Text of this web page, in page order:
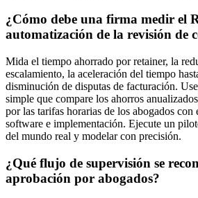
¿Cómo debe una firma medir el
automatización de la revisión de
Mida el tiempo ahorrado por retainer, la
escalamiento, la aceleración del tiempo
disminución de disputas de facturación.
simple que compare los ahorros
por las tarifas horarias de los abogados con
software e implementación. Ejecute un
del mundo real y modelar con precisión.
¿Qué flujo de supervisión se
aprobación por abogados?